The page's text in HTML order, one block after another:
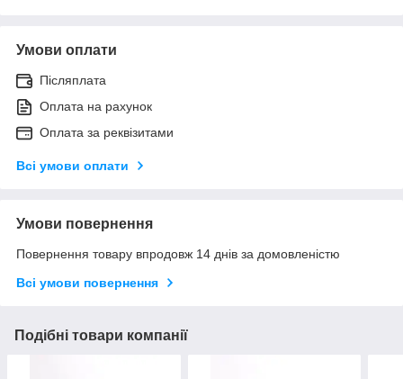
Умови оплати
Післяплата
Оплата на рахунок
Оплата за реквізитами
Всі умови оплати
Умови повернення
Повернення товару впродовж 14 днів за домовленістю
Всі умови повернення
Подібні товари компанії